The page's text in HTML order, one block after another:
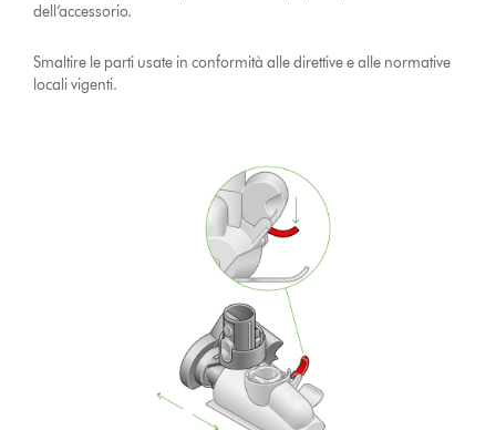
dell’accessorio.
Smaltire le parti usate in conformità alle direttive e alle normative
locali vigenti.